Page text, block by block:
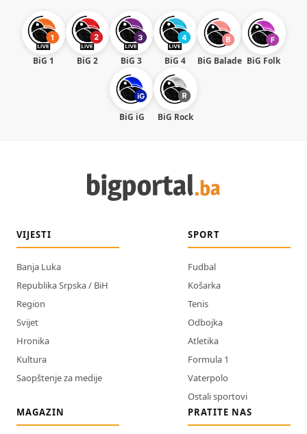
BiG 1 BiG 2 BiG 3 BiG 4 BiG Balade BiG Folk
BiG iG BiG Rock
VIJESTI
Banja Luka
Republika Srpska / BiH
Region
Svijet
Hronika
Kultura
Saopštenje za medije
SPORT
Fudbal
Košarka
Tenis
Odbojka
Atletika
Formula 1
Vaterpolo
Ostali sportovi
MAGAZIN
PRATITE NAS